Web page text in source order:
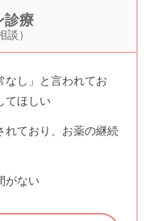
診療
）
なし」と言われてお
てほしい
れており、お薬の継続
がない